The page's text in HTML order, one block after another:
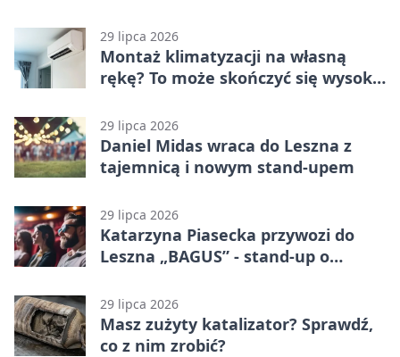
29 lipca 2026
Montaż klimatyzacji na własną
rękę? To może skończyć się wysoką
29 lipca 2026
Daniel Midas wraca do Leszna z
tajemnicą i nowym stand-upem
29 lipca 2026
Katarzyna Piasecka przywozi do
Leszna „BAGUS” - stand-up o
29 lipca 2026
Masz zużyty katalizator? Sprawdź,
co z nim zrobić?